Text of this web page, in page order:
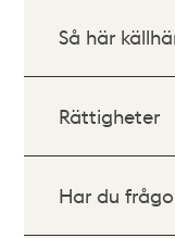
Så här
Rättigheter
Har du